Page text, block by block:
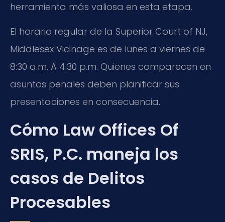
herramienta más valiosa en esta etapa.
El horario regular de la Superior Court of NJ,
Middlesex Vicinage es de lunes a viernes de
8:30 a.m. A 4:30 p.m. Quienes comparecen en
asuntos penales deben planificar sus
presentaciones en consecuencia.
Cómo Law Offices Of
SRIS, P.C. maneja los
casos de Delitos
Procesables